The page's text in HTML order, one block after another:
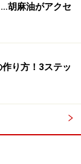
胡麻油がアクセ
り方！3ステッ